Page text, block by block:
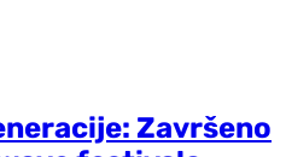
Završeno